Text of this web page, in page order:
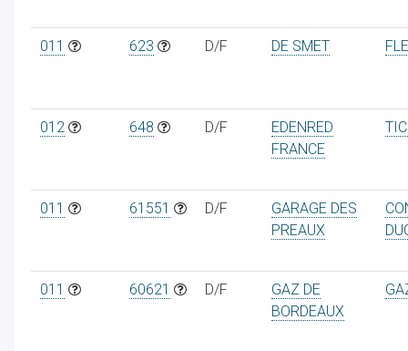
011 623 D/F DE SMET
012 648 D/F
EDENRED
FRANCE
011 61551 D/F
GARAGE DES
PREAUX
011 60621 D/F
GAZ DE
BORDEAUX